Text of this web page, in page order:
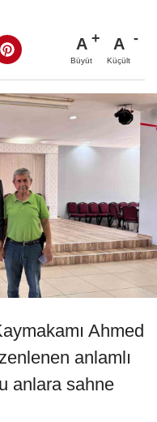
A
Büyüt
A
Küçült
Ahmed
anlamlı
anlara sahne